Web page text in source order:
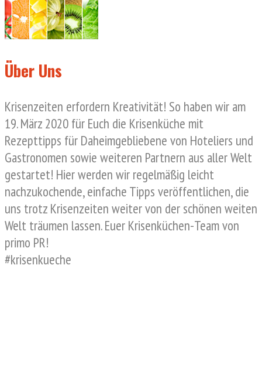
Über Uns
Krisenzeiten erfordern Kreativität! So haben wir am
19. März 2020 für Euch die Krisenküche mit
Rezepttipps für Daheimgebliebene von Hoteliers und
Gastronomen sowie weiteren Partnern aus aller Welt
gestartet! Hier werden wir regelmäßig leicht
nachzukochende, einfache Tipps veröffentlichen, die
uns trotz Krisenzeiten weiter von der schönen weiten
Welt träumen lassen. Euer Krisenküchen-Team von
primo PR!
#krisenkueche